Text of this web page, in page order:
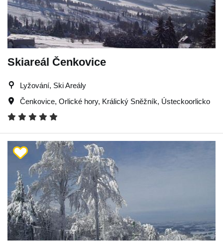
Skiareál Čenkovice
Lyžování, Ski Areály
Čenkovice, Orlické hory, Králický Sněžník, Ústeckoorlicko